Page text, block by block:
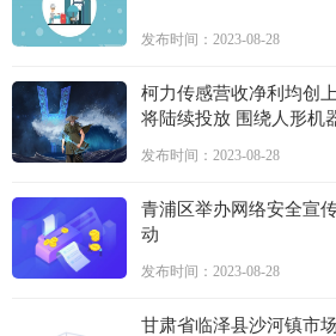
发布时间：2023-08-28
柯力传感营收净利均创
将陆续投放 围绕人形机
发布时间：2023-08-28
青浦区举办网络安全宣
动
发布时间：2023-08-28
甘肃省临泽县沙河镇市